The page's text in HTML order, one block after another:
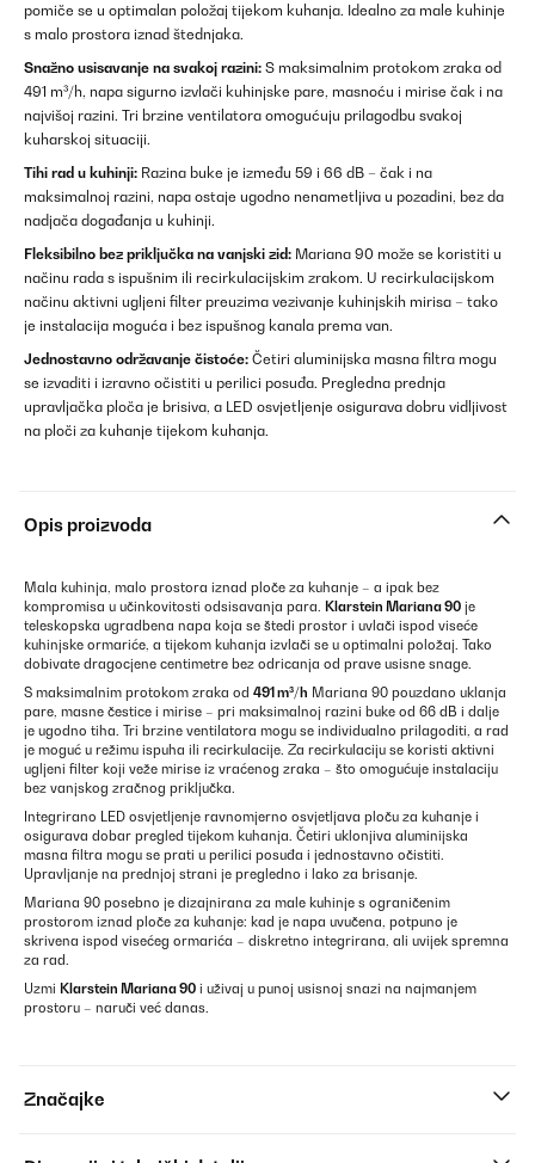
pomiče se u optimalan položaj tijekom kuhanja. Idealno za male kuhinje
s malo prostora iznad štednjaka.
Snažno usisavanje na svakoj razini: S maksimalnim protokom zraka od
491 m³/h, napa sigurno izvlači kuhinjske pare, masnoću i mirise čak i na
najvišoj razini. Tri brzine ventilatora omogućuju prilagodbu svakoj
kuharskoj situaciji.
Tihi rad u kuhinji: Razina buke je između 59 i 66 dB – čak i na
maksimalnoj razini, napa ostaje ugodno nenametljiva u pozadini, bez da
nadjača događanja u kuhinji.
Fleksibilno bez priključka na vanjski zid: Mariana 90 može se koristiti u
načinu rada s ispušnim ili recirkulacijskim zrakom. U recirkulacijskom
načinu aktivni ugljeni filter preuzima vezivanje kuhinjskih mirisa – tako
je instalacija moguća i bez ispušnog kanala prema van.
Jednostavno održavanje čistoće: Četiri aluminijska masna filtra mogu
se izvaditi i izravno očistiti u perilici posuđa. Pregledna prednja
upravljačka ploča je brisiva, a LED osvjetljenje osigurava dobru vidljivost
na ploči za kuhanje tijekom kuhanja.
Opis proizvoda
Mala kuhinja, malo prostora iznad ploče za kuhanje – a ipak bez
kompromisa u učinkovitosti odsisavanja para. Klarstein Mariana 90 je
teleskopska ugradbena napa koja se štedi prostor i uvlači ispod viseće
kuhinjske ormariće, a tijekom kuhanja izvlači se u optimalni položaj. Tako
dobivate dragocjene centimetre bez odricanja od prave usisne snage.
S maksimalnim protokom zraka od 491 m³/h Mariana 90 pouzdano uklanja
pare, masne čestice i mirise – pri maksimalnoj razini buke od 66 dB i dalje
je ugodno tiha. Tri brzine ventilatora mogu se individualno prilagoditi, a rad
je moguć u režimu ispuha ili recirkulacije. Za recirkulaciju se koristi aktivni
ugljeni filter koji veže mirise iz vraćenog zraka – što omogućuje instalaciju
bez vanjskog zračnog priključka.
Integrirano LED osvjetljenje ravnomjerno osvjetljava ploču za kuhanje i
osigurava dobar pregled tijekom kuhanja. Četiri uklonjiva aluminijska
masna filtra mogu se prati u perilici posuđa i jednostavno očistiti.
Upravljanje na prednjoj strani je pregledno i lako za brisanje.
Mariana 90 posebno je dizajnirana za male kuhinje s ograničenim
prostorom iznad ploče za kuhanje: kad je napa uvučena, potpuno je
skrivena ispod visećeg ormarića – diskretno integrirana, ali uvijek spremna
za rad.
Uzmi Klarstein Mariana 90 i uživaj u punoj usisnoj snazi na najmanjem
prostoru – naruči već danas.
Značajke